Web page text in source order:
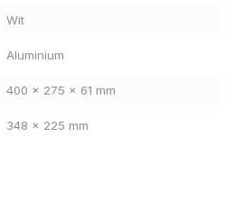
Wit
Aluminium
400 x 275 x 61 mm
348 x 225 mm